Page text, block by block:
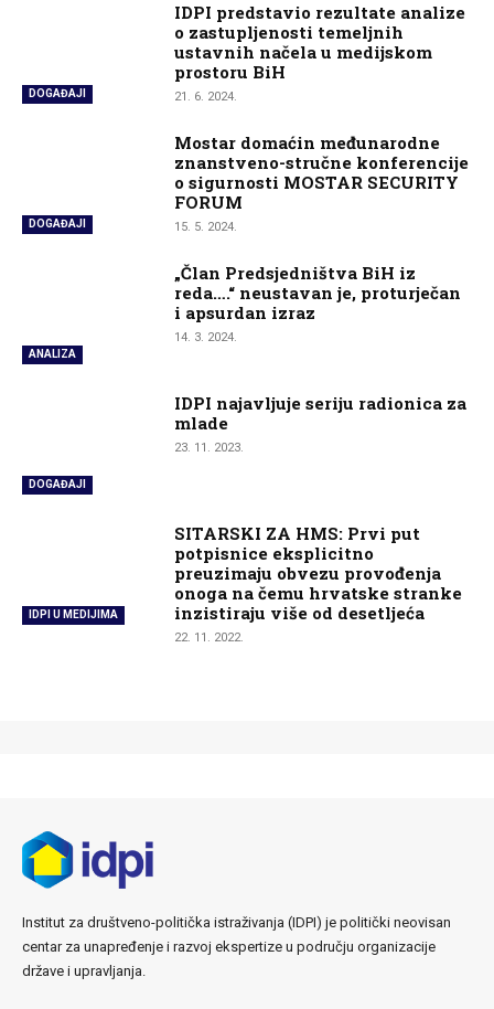
DOGAĐAJI
IDPI predstavio rezultate analize
o zastupljenosti temeljnih
ustavnih načela u medijskom
prostoru BiH
21. 6. 2024.
DOGAĐAJI
Mostar domaćin međunarodne
znanstveno-stručne konferencije
o sigurnosti MOSTAR SECURITY
FORUM
15. 5. 2024.
ANALIZA
„Član Predsjedništva BiH iz
reda….“ neustavan je, proturječan
i apsurdan izraz
14. 3. 2024.
DOGAĐAJI
IDPI najavljuje seriju radionica za
mlade
23. 11. 2023.
IDPI U MEDIJIMA
SITARSKI ZA HMS: Prvi put
potpisnice eksplicitno
preuzimaju obvezu provođenja
onoga na čemu hrvatske stranke
inzistiraju više od desetljeća
22. 11. 2022.
Institut za društveno-politička istraživanja (IDPI) je politički neovisan
centar za unapređenje i razvoj ekspertize u području organizacije
države i upravljanja.